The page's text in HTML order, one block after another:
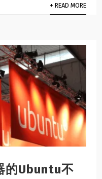
+ READ MORE
的Ubuntu不